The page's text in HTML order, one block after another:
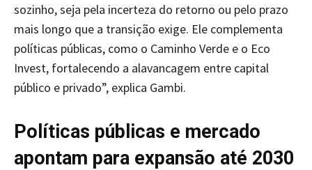
sozinho, seja pela incerteza do retorno ou pelo prazo
mais longo que a transição exige. Ele complementa
políticas públicas, como o Caminho Verde e o Eco
Invest, fortalecendo a alavancagem entre capital
público e privado”, explica Gambi.
Políticas públicas e mercado
apontam para expansão até 2030